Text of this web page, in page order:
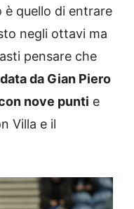
è quello di entrare
negli ottavi ma
pensare che
da Gian Piero
nove punti e
Villa e il